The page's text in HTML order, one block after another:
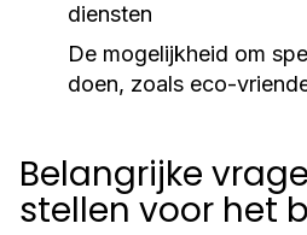
diensten
De mogelijkheid om
doen, zoals eco-
Belangrijke
stellen voor het